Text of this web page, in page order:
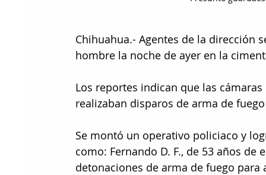
Chihuahua.- Agentes de la dirección
hombre la noche de ayer en la
Los reportes indican que las
realizaban disparos de arma de
Se montó un operativo policiaco y
como: Fernando D. F., de 53 años de
detonaciones de arma de fuego